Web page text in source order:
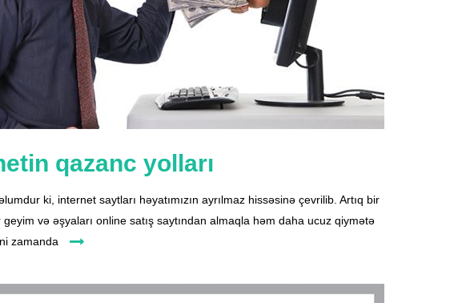
qazanc yolları
ki, internet saytları həyatımızın ayrılmaz hissəsinə çevrilib. Artıq bir
və əşyaları online satış saytından almaqla həm daha ucuz qiymətə
zamanda